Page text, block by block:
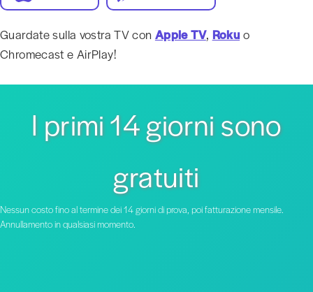
Guardate sulla vostra TV con Apple TV, Roku o
Chromecast e AirPlay!
I primi 14 giorni sono
gratuiti
Nessun costo fino al termine dei 14 giorni di prova, poi fatturazione mensile.
Annullamento in qualsiasi momento.